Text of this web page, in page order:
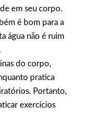
em seu corpo.
é bom para a
água não é ruim
do corpo,
pratica
Portanto,
exercícios